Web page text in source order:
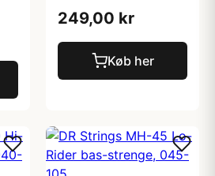
249,00 kr
Køb her